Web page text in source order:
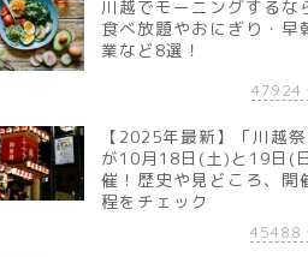
川越でモーニングするな
食べ放題やおにぎり・早
業など8選！
47924
【2025年最新】「川越祭
が10月18日(土)と19日(
催！歴史や見どころ、開
程をチェック
45488